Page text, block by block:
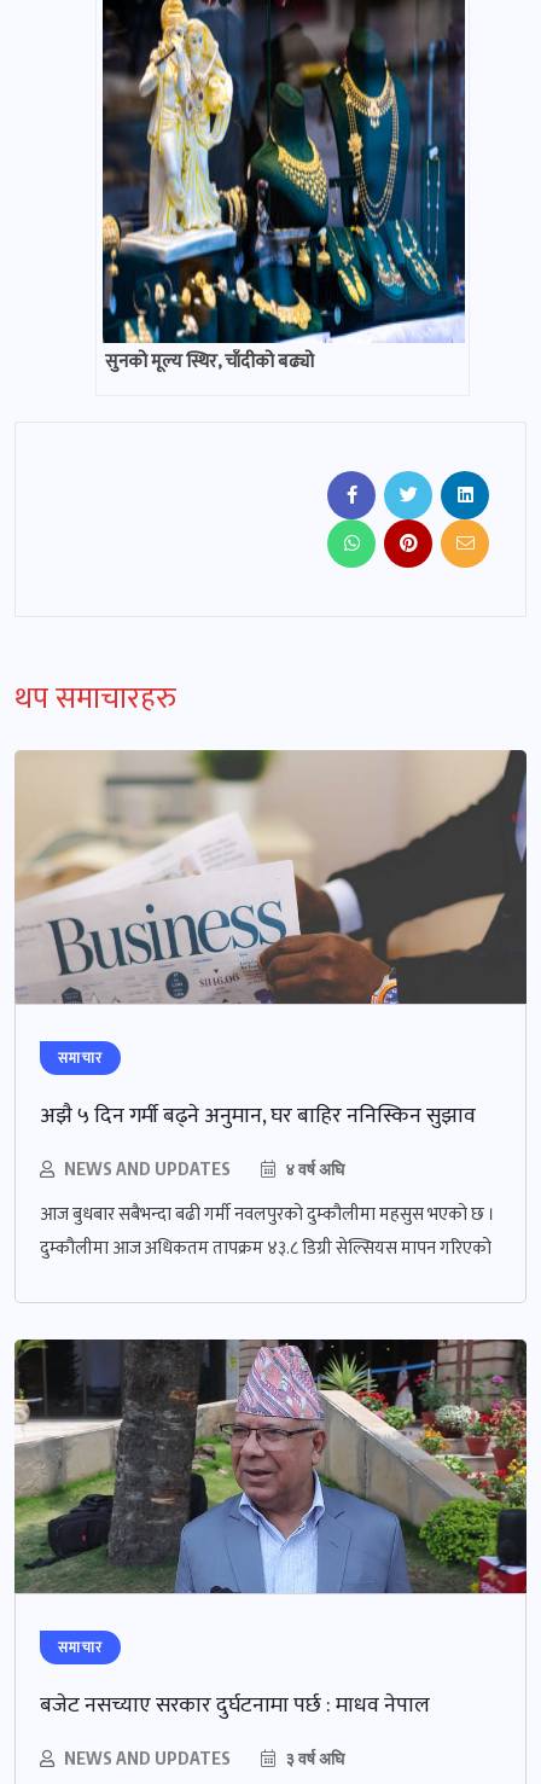
सुनको मूल्य स्थिर, चाँदीको बढ्यो
थप समाचारहरु
समाचार
अझै ५ दिन गर्मी बढ्ने अनुमान, घर बाहिर ननिस्किन सुझाव
NEWS AND UPDATES ४ वर्ष अघि
आज बुधबार सबैभन्दा बढी गर्मी नवलपुरको दुम्कौलीमा महसुस भएको छ ।
दुम्कौलीमा आज अधिकतम तापक्रम ४३.८ डिग्री सेल्सियस मापन गरिएको
समाचार
बजेट नसच्याए सरकार दुर्घटनामा पर्छ : माधव नेपाल
NEWS AND UPDATES ३ वर्ष अघि